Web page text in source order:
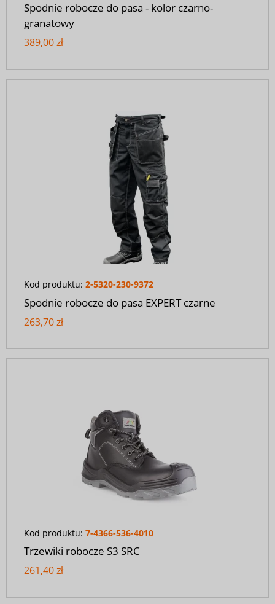
Spodnie robocze do pasa - kolor czarno-
granatowy
389,00 zł
Kod produktu: 2-5320-230-9372
Spodnie robocze do pasa EXPERT czarne
263,70 zł
Kod produktu: 7-4366-536-4010
Trzewiki robocze S3 SRC
261,40 zł